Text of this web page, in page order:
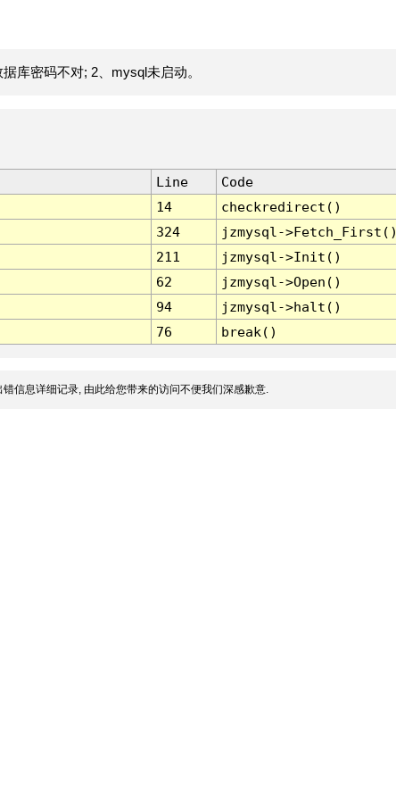
库密码不对; 2、mysql未启动。
Line
Code
14
checkredirect()
324
jzmysql-
211
jzmysql->Init()
62
jzmysql->Open()
94
jzmysql->halt()
76 break()
信息详细记录, 由此给您带来的访问不便我们深感歉意.